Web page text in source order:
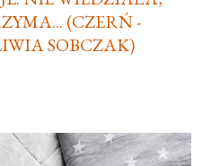
(CZERŃ -
SOBCZAK)